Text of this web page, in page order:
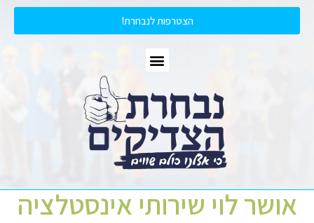
הצטרפות לנבחרת!
אושר לוי שירותי אינסטלציה